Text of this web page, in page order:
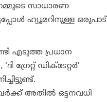
സാധാരണ
ഹ്യൂമറിനുള്ള ഒരുപാട്
എടുത്ത പ്രധാന
ഡിക്ടേറ്റർ’
അതിൽ ഒട്ടനവധി